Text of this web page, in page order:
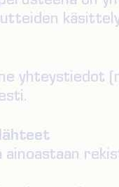
yhteystiedot
ainoastaan